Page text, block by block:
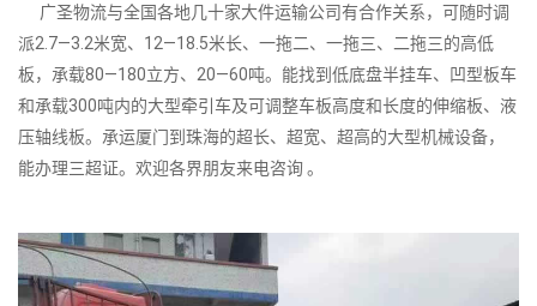
广圣物流与全国各地几十家大件运输公司有合作关系，可随时调
派2.7—3.2米宽、12—18.5米长、一拖二、一拖三、二拖三的高低
板，承载80—180立方、20—60吨。能找到低底盘半挂车、凹型板车
和承载300吨内的大型牵引车及可调整车板高度和长度的伸缩板、液
压轴线板。承运厦门到珠海的超长、超宽、超高的大型机械设备，
能办理三超证。欢迎各界朋友来电咨询 。